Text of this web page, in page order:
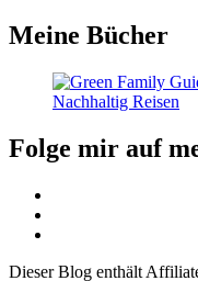
Meine Bücher
Folge mir auf
Dieser Blog enthält